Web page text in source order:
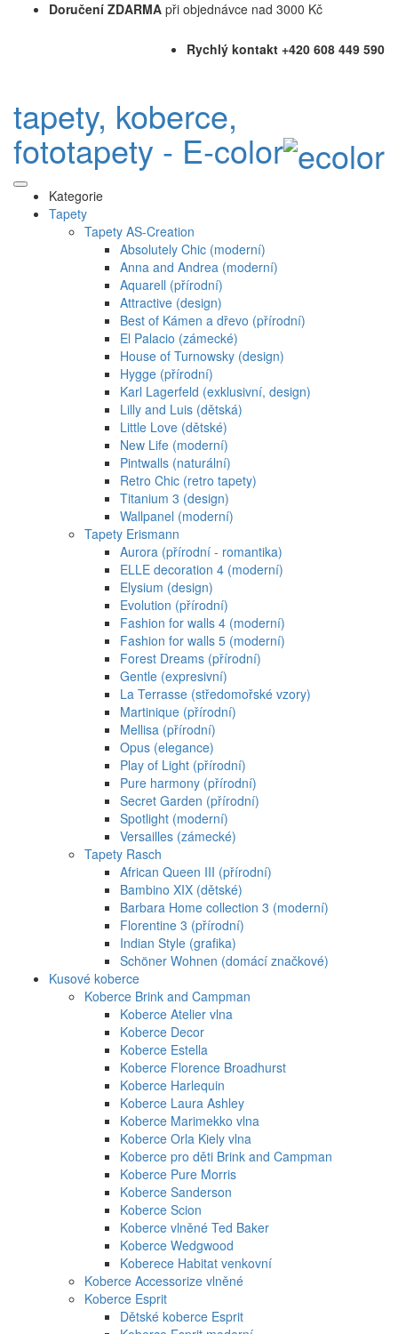
Doručení ZDARMA při objednávce nad 3000 Kč
Rychlý kontakt +420 608 449 590
tapety, koberce,
fototapety - E-color
Kategorie
Tapety
Tapety AS-Creation
Absolutely Chic (moderní)
Anna and Andrea (moderní)
Aquarell (přírodní)
Attractive (design)
Best of Kámen a dřevo (přírodní)
El Palacio (zámecké)
House of Turnowsky (design)
Hygge (přírodní)
Karl Lagerfeld (exklusivní, design)
Lilly and Luis (dětská)
Little Love (dětské)
New Life (moderní)
Pintwalls (naturální)
Retro Chic (retro tapety)
Titanium 3 (design)
Wallpanel (moderní)
Tapety Erismann
Aurora (přírodní - romantika)
ELLE decoration 4 (moderní)
Elysium (design)
Evolution (přírodní)
Fashion for walls 4 (moderní)
Fashion for walls 5 (moderní)
Forest Dreams (přírodní)
Gentle (expresivní)
La Terrasse (středomořské vzory)
Martinique (přírodní)
Mellisa (přírodní)
Opus (elegance)
Play of Light (přírodní)
Pure harmony (přírodní)
Secret Garden (přírodní)
Spotlight (moderní)
Versailles (zámecké)
Tapety Rasch
African Queen III (přírodní)
Bambino XIX (dětské)
Barbara Home collection 3 (moderní)
Florentine 3 (přírodní)
Indian Style (grafika)
Schöner Wohnen (domácí značkové)
Kusové koberce
Koberce Brink and Campman
Koberce Atelier vlna
Koberce Decor
Koberce Estella
Koberce Florence Broadhurst
Koberce Harlequin
Koberce Laura Ashley
Koberce Marimekko vlna
Koberce Orla Kiely vlna
Koberce pro děti Brink and Campman
Koberce Pure Morris
Koberce Sanderson
Koberce Scion
Koberce vlněné Ted Baker
Koberce Wedgwood
Koberece Habitat venkovní
Koberce Accessorize vlněné
Koberce Esprit
Dětské koberce Esprit